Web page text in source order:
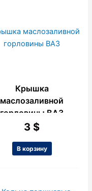
Крышка
маслозаливной
горловины ВАЗ
3 $
В корзину